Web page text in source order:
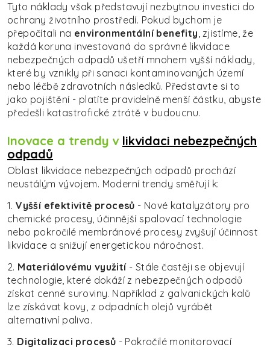
Tyto náklady však představují nezbytnou investici do
ochrany životního prostředí. Pokud bychom je
přepočítali na environmentální benefity, zjistíme, že
každá koruna investovaná do správné likvidace
nebezpečných odpadů ušetří mnohem vyšší náklady,
které by vznikly při sanaci kontaminovaných území
nebo léčbě zdravotních následků. Představte si to
jako pojištění - platíte pravidelně menší částku, abyste
předešli katastrofické ztrátě v budoucnu.
Inovace a trendy v likvidaci nebezpečných
odpadů
Oblast likvidace nebezpečných odpadů prochází
neustálým vývojem. Moderní trendy směřují k:
1.Vyšší efektivitě procesů - Nové katalyzátory pro
chemické procesy, účinnější spalovací technologie
nebo pokročilé membránové procesy zvyšují účinnost
likvidace a snižují energetickou náročnost.
2. Materiálovému využití- Stále častěji se objevují
technologie, které dokáží z nebezpečných odpadů
získat cenné suroviny. Například z galvanických kalů
lze získávat kovy, z odpadních olejů vyrábět
alternativní paliva.
3. Digitalizaci procesů - Pokročilé monitorovací